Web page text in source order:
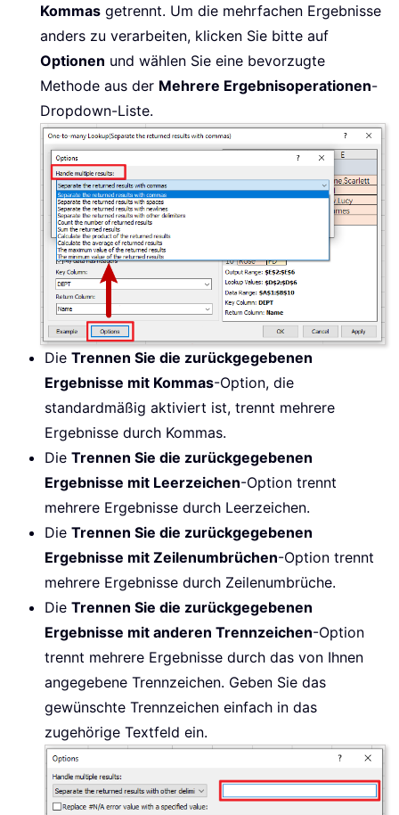
Kommas getrennt. Um die mehrfachen Ergebnisse
anders zu verarbeiten, klicken Sie bitte auf
Optionen und wählen Sie eine bevorzugte
Methode aus der Mehrere Ergebnisoperationen-
Dropdown-Liste.
Die Trennen Sie die zurückgegebenen
Ergebnisse mit Kommas-Option, die
standardmäßig aktiviert ist, trennt mehrere
Ergebnisse durch Kommas.
Die Trennen Sie die zurückgegebenen
Ergebnisse mit Leerzeichen-Option trennt
mehrere Ergebnisse durch Leerzeichen.
Die Trennen Sie die zurückgegebenen
Ergebnisse mit Zeilenumbrüchen-Option trennt
mehrere Ergebnisse durch Zeilenumbrüche.
Die Trennen Sie die zurückgegebenen
Ergebnisse mit anderen Trennzeichen-Option
trennt mehrere Ergebnisse durch das von Ihnen
angegebene Trennzeichen. Geben Sie das
gewünschte Trennzeichen einfach in das
zugehörige Textfeld ein.